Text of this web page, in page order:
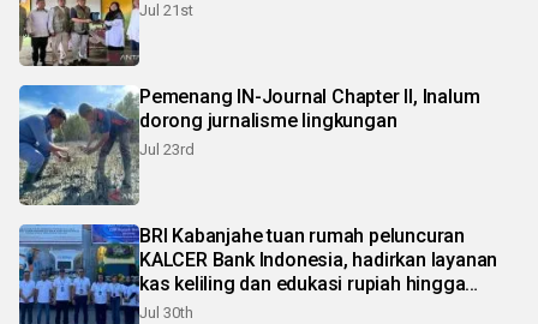
Jul 21st
Pemenang IN-Journal Chapter II, Inalum
dorong jurnalisme lingkungan
Jul 23rd
BRI Kabanjahe tuan rumah peluncuran
KALCER Bank Indonesia, hadirkan layanan
kas keliling dan edukasi rupiah hingga
pelosok Karo
Jul 30th